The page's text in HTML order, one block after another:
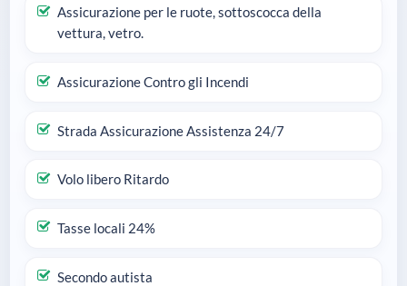
Assicurazione per le ruote, sottoscocca della
vettura, vetro.
Assicurazione Contro gli Incendi
Strada Assicurazione Assistenza 24/7
Volo libero Ritardo
Tasse locali 24%
Secondo autista